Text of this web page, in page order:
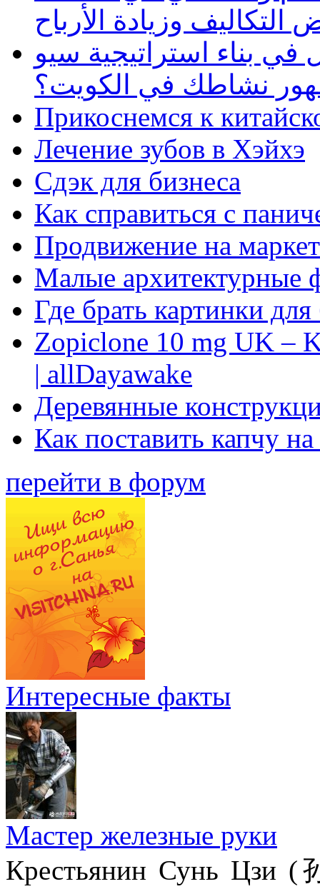
وزيادة الأرباح
بناء استراتيجية سيو
نشاطك في الكويت؟
Прикоснемся к
Лечение зубов в Хэйхэ
Сдэк для бизнеса
Как справиться с
Продвижение на
Малые архитектурные
Где брать картинки
Zopiclone 10 mg UK –
| allDayawake
Деревянные
Как поставить капчу
перейти в форум
Интересные факты
Мастер железные руки
Крестьянин Сунь Цзи (